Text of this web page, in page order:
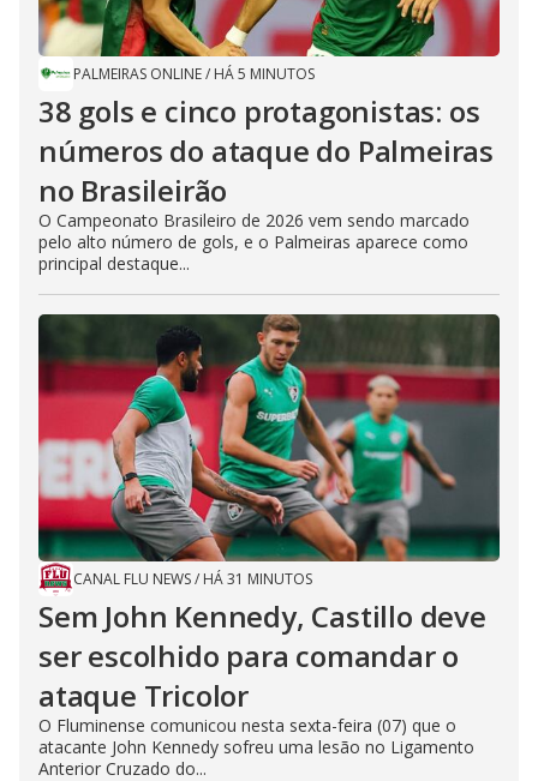
PALMEIRAS ONLINE/ HÁ 5 MINUTOS
38 gols e cinco protagonistas: os
números do ataque do Palmeiras
no Brasileirão
O Campeonato Brasileiro de 2026 vem sendo marcado
pelo alto número de gols, e o Palmeiras aparece como
principal destaque...
CANAL FLU NEWS/ HÁ 31 MINUTOS
Sem John Kennedy, Castillo deve
ser escolhido para comandar o
ataque Tricolor
O Fluminense comunicou nesta sexta-feira (07) que o
atacante John Kennedy sofreu uma lesão no Ligamento
Anterior Cruzado do...